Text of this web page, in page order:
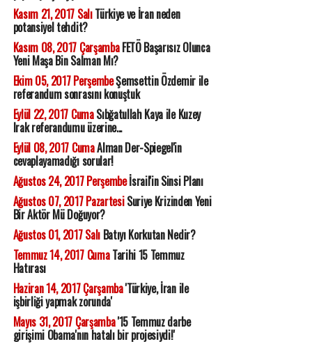
Kasım 21, 2017 SalıTürkiye ve İran neden
potansiyel tehdit?
Kasım 08, 2017 ÇarşambaFETÖ Başarısız Olunca
Yeni Maşa Bin Salman Mı?
Ekim 05, 2017 PerşembeŞemsettin Özdemir ile
referandum sonrasını konuştuk
Eylül 22, 2017 CumaSıbğatullah Kaya ile Kuzey
Irak referandumu üzerine...
Eylül 08, 2017 CumaAlman Der-Spiegel'in
cevaplayamadığı sorular!
Ağustos 24, 2017 Perşembeİsrail'in Sinsi Planı
Ağustos 07, 2017 PazartesiSuriye Krizinden Yeni
Bir Aktör Mü Doğuyor?
Ağustos 01, 2017 SalıBatıyı Korkutan Nedir?
Temmuz 14, 2017 CumaTarihi 15 Temmuz
Hatırası
Haziran 14, 2017 Çarşamba'Türkiye, İran ile
işbirliği yapmak zorunda'
Mayıs 31, 2017 Çarşamba'15 Temmuz darbe
girişimi Obama'nın hatalı bir projesiydi!'